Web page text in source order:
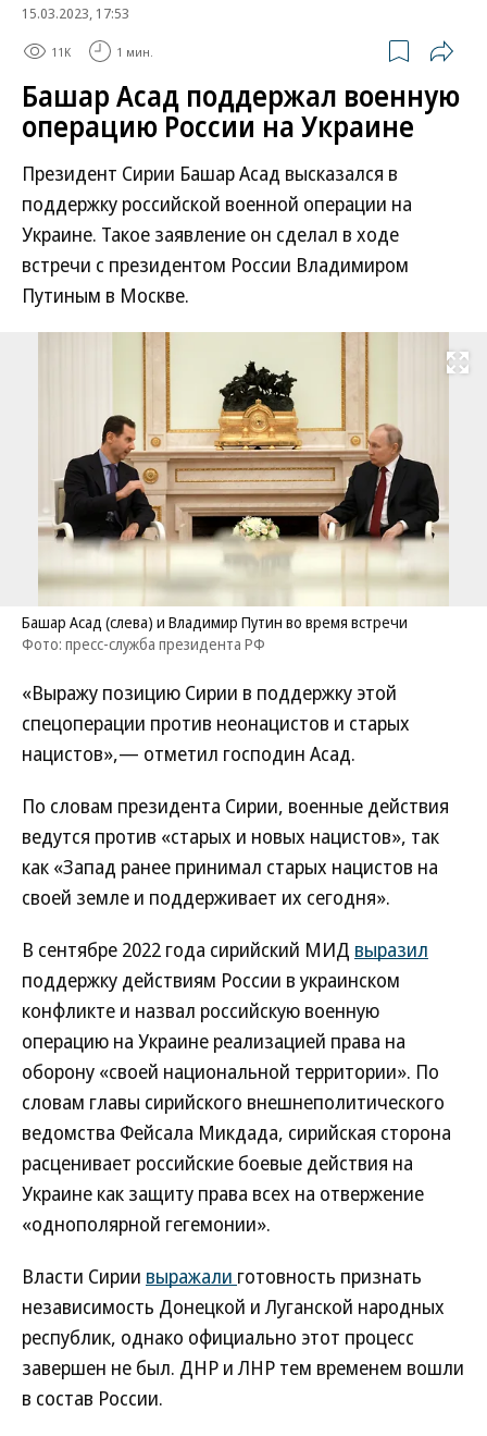
15.03.2023, 17:53
11K 1 мин.
Башар Асад поддержал военную
операцию России на Украине
Президент Сирии Башар Асад высказался в
поддержку российской военной операции на
Украине. Такое заявление он сделал в ходе
встречи с президентом России Владимиром
Путиным в Москве.
Развернуть
Башар Асад (слева) и Владимир Путин во время встречи
Фото: пресс-служба президента РФ
«Выражу позицию Сирии в поддержку этой
спецоперации против неонацистов и старых
нацистов»,— отметил господин Асад.
По словам президента Сирии, военные действия
ведутся против «старых и новых нацистов», так
как «Запад ранее принимал старых нацистов на
своей земле и поддерживает их сегодня».
В сентябре 2022 года сирийский МИД выразил
поддержку действиям России в украинском
конфликте и назвал российскую военную
операцию на Украине реализацией права на
оборону «своей национальной территории». По
словам главы сирийского внешнеполитического
ведомства Фейсала Микдада, сирийская сторона
расценивает российские боевые действия на
Украине как защиту права всех на отвержение
«однополярной гегемонии».
Власти Сирии выражали готовность признать
независимость Донецкой и Луганской народных
республик, однако официально этот процесс
завершен не был. ДНР и ЛНР тем временем вошли
в состав России.